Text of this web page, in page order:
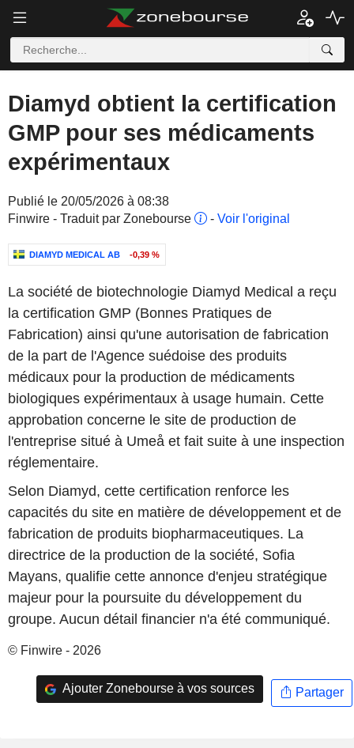
Diamyd obtient la certification
GMP pour ses médicaments
expérimentaux
Publié le 20/05/2026 à 08:38
Finwire - Traduit par Zonebourse
- Voir l'original
DIAMYD MEDICAL AB -0,39 %
La société de biotechnologie Diamyd Medical a reçu
la certification GMP (Bonnes Pratiques de
Fabrication) ainsi qu'une autorisation de fabrication
de la part de l'Agence suédoise des produits
médicaux pour la production de médicaments
biologiques expérimentaux à usage humain. Cette
approbation concerne le site de production de
l'entreprise situé à Umeå et fait suite à une inspection
réglementaire.
Selon Diamyd, cette certification renforce les
capacités du site en matière de développement et de
fabrication de produits biopharmaceutiques. La
directrice de la production de la société, Sofia
Mayans, qualifie cette annonce d'enjeu stratégique
majeur pour la poursuite du développement du
groupe. Aucun détail financier n'a été communiqué.
© Finwire - 2026
Ajouter Zonebourse à vos sources Partager